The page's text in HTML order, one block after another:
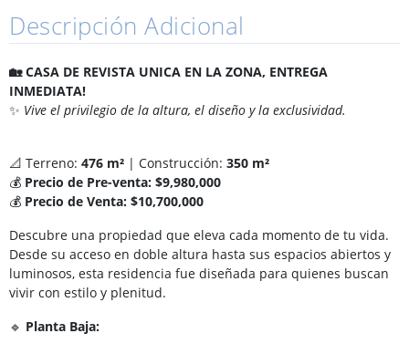
Descripción Adicional
🏡 CASA DE REVISTA UNICA EN LA ZONA, ENTREGA
INMEDIATA!
✨ Vive el privilegio de la altura, el diseño y la exclusividad.
📐 Terreno: 476 m² | Construcción: 350 m²
💰 Precio de Pre-venta: $9,980,000
💰 Precio de Venta: $10,700,000
Descubre una propiedad que eleva cada momento de tu vida.
Desde su acceso en doble altura hasta sus espacios abiertos y
luminosos, esta residencia fue diseñada para quienes buscan
vivir con estilo y plenitud.
🔹 Planta Baja: